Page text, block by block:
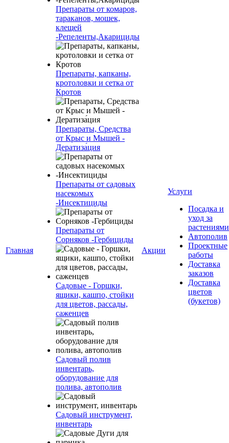
Главная
Препараты от комаров,
тараканов, мошек,
клещей
-Репеленты,Акарициды
Препараты, капканы,
кротоловки и сетка от
Кротов
Препараты, Средства
от Крыс и Мышей -
Дератиза́ция
Препараты от садовых
насекомых
-Инсектициды
Препараты от
Сорняков -Гербициды
Садовые - Горшки,
ящики, кашпо, стойки
для цветов, рассады,
саженцев
Садовый полив
инвентарь,
оборудование для
полива, автополив
Садовый инструмент,
инвентарь
Акции
Услуги
Посадка и
уход за
растениями
Автополив
Проектные
работы
Доставка
заказов
Доставка
цветов
(букетов)